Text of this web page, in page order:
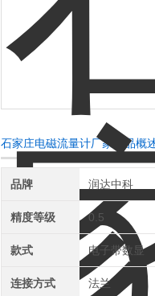
石家庄电磁流量计厂家产品概
品牌 润达中科
精度等级 0.5
款式 电子带数显
连接方式 法兰